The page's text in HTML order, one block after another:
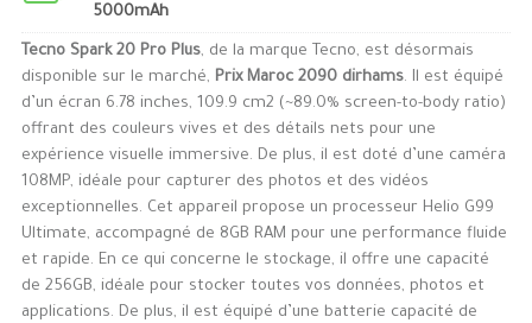
5000mAh
Tecno Spark 20 Pro Plus, de la marque Tecno, est désormais
disponible sur le marché, Prix Maroc 2090 dirhams. Il est équipé
d’un écran 6.78 inches, 109.9 cm2 (~89.0% screen-to-body ratio)
offrant des couleurs vives et des détails nets pour une
expérience visuelle immersive. De plus, il est doté d’une caméra
108MP, idéale pour capturer des photos et des vidéos
exceptionnelles. Cet appareil propose un processeur Helio G99
Ultimate, accompagné de 8GB RAM pour une performance fluide
et rapide. En ce qui concerne le stockage, il offre une capacité
de 256GB, idéale pour stocker toutes vos données, photos et
applications. De plus, il est équipé d’une batterie capacité de